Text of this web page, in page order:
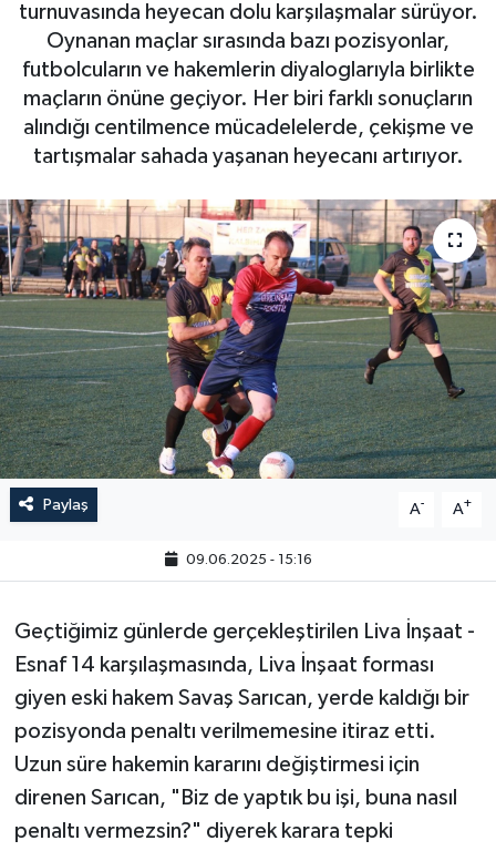
turnuvasında heyecan dolu karşılaşmalar sürüyor.
Oynanan maçlar sırasında bazı pozisyonlar,
futbolcuların ve hakemlerin diyaloglarıyla birlikte
maçların önüne geçiyor. Her biri farklı sonuçların
alındığı centilmence mücadelelerde, çekişme ve
tartışmalar sahada yaşanan heyecanı artırıyor.
Paylaş A- A+
09.06.2025 - 15:16
Geçtiğimiz günlerde gerçekleştirilen Liva İnşaat -
Esnaf 14 karşılaşmasında, Liva İnşaat forması
giyen eski hakem Savaş Sarıcan, yerde kaldığı bir
pozisyonda penaltı verilmemesine itiraz etti.
Uzun süre hakemin kararını değiştirmesi için
direnen Sarıcan, "Biz de yaptık bu işi, buna nasıl
penaltı vermezsin?" diyerek karara tepki